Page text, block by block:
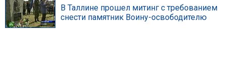
В Таллине прошел митинг с требованием
снести памятник Воину-освободителю